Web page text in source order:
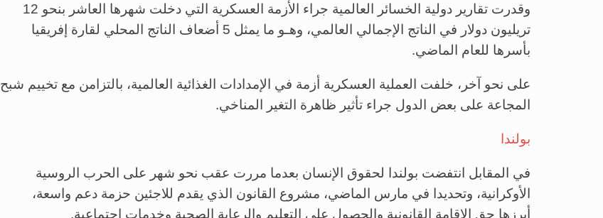
وقدرت تقارير دولية الخسائر العالمية جراء الأزمة العسكرية التي دخلت شهرها العاشر بنحو 12
تريليون دولار في الناتج الإجمالي العالمي، وهـو ما يمثل 5 أضعاف الناتج المحلي لقارة إفريقيا
بأسرها للعام الماضي.
على نحو آخر، خلفت العملية العسكرية أزمة في الإمدادات الغذائية العالمية، بالتزامن مع تخييم شبح
المجاعة على بعض الدول جراء تأثير ظاهرة التغير المناخي.
بولندا
في المقابل انتفضت بولندا لحقوق الإنسان بعدما مررت عقب نحو شهر على الحرب الروسية
الأوكرانية، وتحديدا في مارس الماضي، مشروع القانون الذي يقدم للاجئين حزمة دعم واسعة،
أبرزها حق الإقامة القانونية والحصول على التعليم والرعاية الصحية وخدمات اجتماعية.